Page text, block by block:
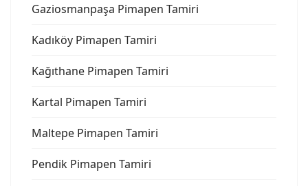
Gaziosmanpaşa Pimapen Tamiri
Kadıköy Pimapen Tamiri
Kağıthane Pimapen Tamiri
Kartal Pimapen Tamiri
Maltepe Pimapen Tamiri
Pendik Pimapen Tamiri